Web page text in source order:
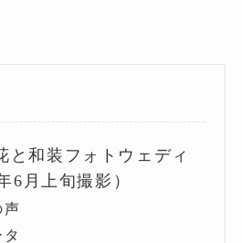
と和装フォトウェディ
6月上旬撮影）
声